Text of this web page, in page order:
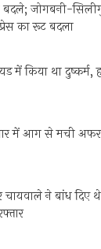
बदले; जोगबनी-
का रूट बदला
में किया था
में आग से मची
चायवाले ने बांध दिए